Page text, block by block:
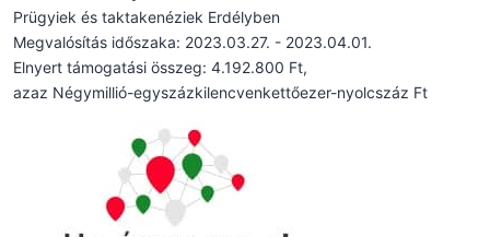
Prügyiek és taktakenéziek Erdélyben
Megvalósítás időszaka: 2023.03.27. - 2023.04.01.
Elnyert támogatási összeg: 4.192.800 Ft,
azaz Négymillió-egyszázkilencvenkettőezer-nyolcszáz Ft